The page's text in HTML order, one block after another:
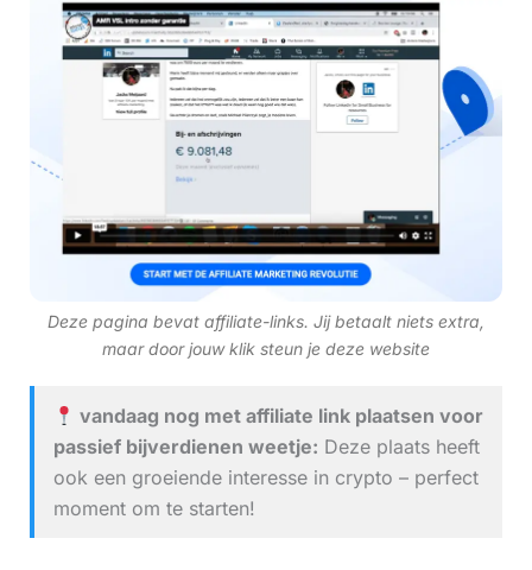
Deze pagina bevat affiliate-links. Jij betaalt niets extra,
maar door jouw klik steun je deze website
vandaag nog met affiliate link plaatsen voor
passief bijverdienen weetje: Deze plaats heeft
ook een groeiende interesse in crypto – perfect
moment om te starten!